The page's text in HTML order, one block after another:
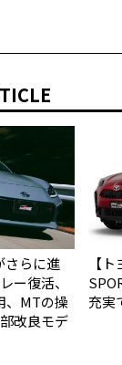
さらに進
復活、
、MTの操
改良モデ
【
充実